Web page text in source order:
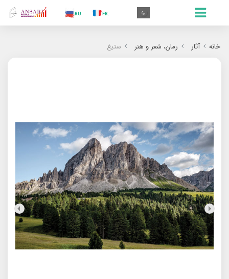
.FR
.RU
.TR
خانه آثار رمان‌‌، شعر و هنر ستیغ